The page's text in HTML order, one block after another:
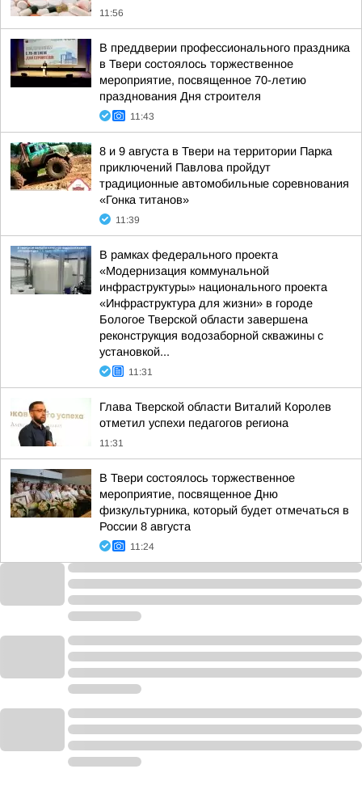
11:56
В преддверии профессионального праздника
в Твери состоялось торжественное
мероприятие, посвященное 70-летию
празднования Дня строителя
11:43
8 и 9 августа в Твери на территории Парка
приключений Павлова пройдут
традиционные автомобильные соревнования
«Гонка титанов»
11:39
В рамках федерального проекта
«Модернизация коммунальной
инфраструктуры» национального проекта
«Инфраструктура для жизни» в городе
Бологое Тверской области завершена
реконструкция водозаборной скважины с
установкой...
11:31
Глава Тверской области Виталий Королев
отметил успехи педагогов региона
11:31
В Твери состоялось торжественное
мероприятие, посвященное Дню
физкультурника, который будет отмечаться в
России 8 августа
11:24